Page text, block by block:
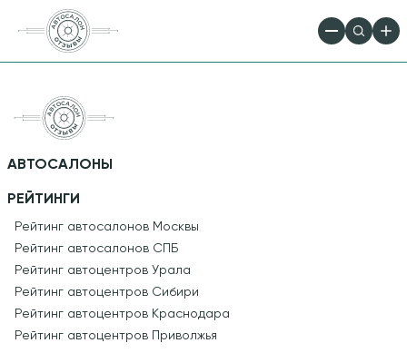
АВТОСАЛОНЫ
РЕЙТИНГИ
Рейтинг автосалонов Москвы
Рейтинг автосалонов СПБ
Рейтинг автоцентров Урала
Рейтинг автоцентров Сибири
Рейтинг автоцентров Краснодара
Рейтинг автоцентров Приволжья